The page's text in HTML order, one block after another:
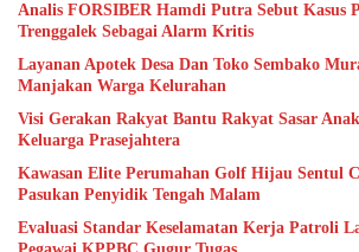
Analis FORSIBER Hamdi Putra Sebut Kasus
Trenggalek Sebagai Alarm Kritis
Layanan Apotek Desa Dan Toko Sembako
Manjakan Warga Kelurahan
Visi Gerakan Rakyat Bantu Rakyat Sasar
Keluarga Prasejahtera
Kawasan Elite Perumahan Golf Hijau Sentul
Pasukan Penyidik Tengah Malam
Evaluasi Standar Keselamatan Kerja Patroli